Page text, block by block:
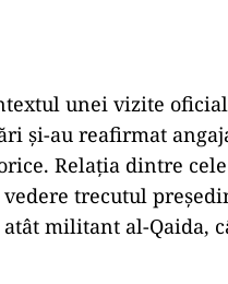
unei vizite
și-au reafirmat
Relația dintre
vedere trecutul
militant al-Qaida,